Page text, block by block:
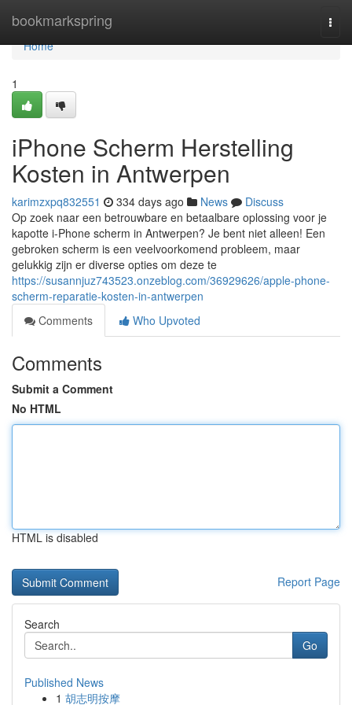
bookmarkspring
Home
Home
1
iPhone Scherm Herstelling
Kosten in Antwerpen
karimzxpq832551 334 days ago News
Discuss
Op zoek naar een betrouwbare en betaalbare oplossing voor je
kapotte i-Phone scherm in Antwerpen? Je bent niet alleen! Een
gebroken scherm is een veelvoorkomend probleem, maar
gelukkig zijn er diverse opties om deze te
https://susannjuz743523.onzeblog.com/36929626/apple-phone-
scherm-reparatie-kosten-in-antwerpen
Comments
Who Upvoted
Comments
Submit a Comment
No HTML
HTML is disabled
Report Page
Search
Go
Published News
1 胡志明按摩